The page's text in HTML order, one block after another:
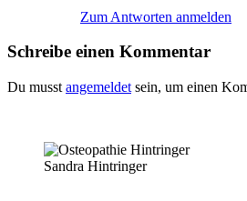
Zum Antworten anmelden
Schreibe einen Kommentar
Du musst angemeldet sein, um einen
Sandra Hintringer